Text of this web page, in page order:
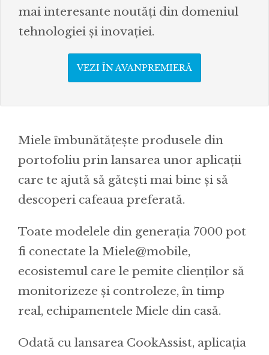
mai interesante noutăți din domeniul
tehnologiei și inovației.
VEZI ÎN AVANPREMIERĂ
Miele îmbunătățește produsele din
portofoliu prin lansarea unor aplicații
care te ajută să gătești mai bine și să
descoperi cafeaua preferată.
Toate modelele din generația 7000 pot
fi conectate la Miele@mobile,
ecosistemul care le pemite clienților să
monitorizeze și controleze, în timp
real, echipamentele Miele din casă.
Odată cu lansarea CookAssist, aplicația